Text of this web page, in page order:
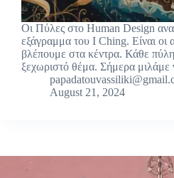
Οι Πύλες στο Human Design
εξάγραμμα του I Ching. Είναι οι
βλέπουμε στα κέντρα. Κάθε πύλη
ξεχωριστό θέμα. Σήμερα μιλάμε
August 21, 2024